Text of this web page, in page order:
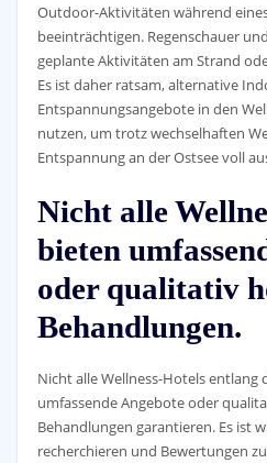
Outdoor-Aktivitäten während
beeinträchtigen. Regenschauer
geplante Aktivitäten am Strand
Es ist daher ratsam, alternative
Entspannungsangebote in den
nutzen, um trotz wechselhaften
Entspannung an der Ostsee voll
Nicht alle
bieten
oder qualitativ
Behandlungen.
Nicht alle Wellness-Hotels entlang
umfassende Angebote oder
Behandlungen garantieren. Es ist
recherchieren und Bewertungen